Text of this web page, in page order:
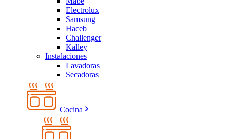
Electrolux
Samsung
Haceb
Challenger
Kalley
Instalaciones
Lavadoras
Secadoras
Cocina